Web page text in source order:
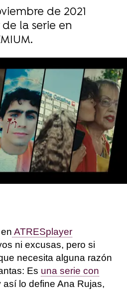
de 2021
la serie en
de 2022, 11:45
de 2021, 10:57
ATRESplayer
ni excusas, pero si
necesita alguna razón
Es una serie con
así lo define Ana Rujas,